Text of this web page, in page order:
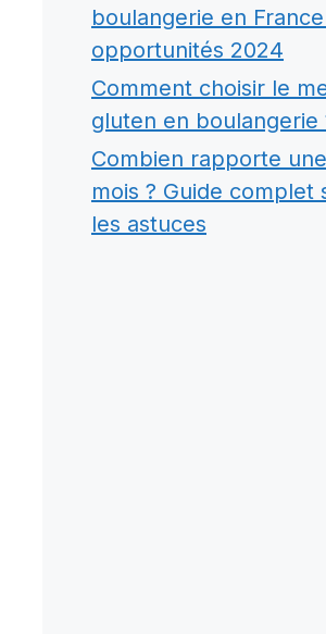
boulangerie en
opportunités 2024
Comment choisir le
gluten en boulangerie
Combien rapporte
mois ? Guide
les astuces